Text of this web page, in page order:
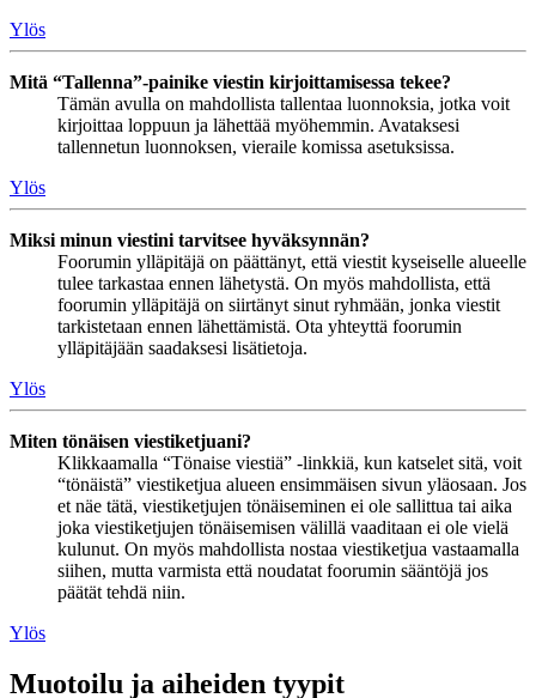
Ylös
Mitä “Tallenna”-painike viestin kirjoittamisessa tekee?
Tämän avulla on mahdollista tallentaa luonnoksia, jotka voit
kirjoittaa loppuun ja lähettää myöhemmin. Avataksesi
tallennetun luonnoksen, vieraile komissa asetuksissa.
Ylös
Miksi minun viestini tarvitsee hyväksynnän?
Foorumin ylläpitäjä on päättänyt, että viestit kyseiselle alueelle
tulee tarkastaa ennen lähetystä. On myös mahdollista, että
foorumin ylläpitäjä on siirtänyt sinut ryhmään, jonka viestit
tarkistetaan ennen lähettämistä. Ota yhteyttä foorumin
ylläpitäjään saadaksesi lisätietoja.
Ylös
Miten tönäisen viestiketjuani?
Klikkaamalla “Tönaise viestiä” -linkkiä, kun katselet sitä, voit
“tönäistä” viestiketjua alueen ensimmäisen sivun yläosaan. Jos
et näe tätä, viestiketjujen tönäiseminen ei ole sallittua tai aika
joka viestiketjujen tönäisemisen välillä vaaditaan ei ole vielä
kulunut. On myös mahdollista nostaa viestiketjua vastaamalla
siihen, mutta varmista että noudatat foorumin sääntöjä jos
päätät tehdä niin.
Ylös
Muotoilu ja aiheiden tyypit